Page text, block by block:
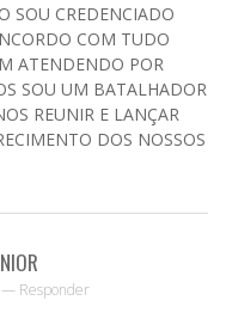
SOU CREDENCIADO
COM TUDO
ATENDENDO POR
SOU UM BATALHADOR
REUNIR E LANÇAR
DOS NOSSOS
— Responder